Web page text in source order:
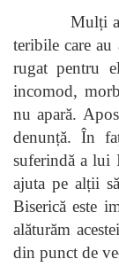
Mulți au
teribile care
rugat pentru
incomod,
nu apară.
denunță. În
suferindă a lui
ajuta pe alții
Biserică este
alăturăm
din punct de